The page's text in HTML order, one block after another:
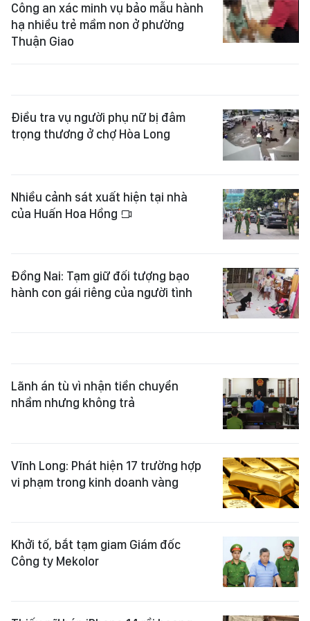
Công an xác minh vụ bảo mẫu hành
hạ nhiều trẻ mầm non ở phường
Thuận Giao
Điều tra vụ người phụ nữ bị đâm
trọng thương ở chợ Hòa Long
Nhiều cảnh sát xuất hiện tại nhà
của Huấn Hoa Hồng
Đồng Nai: Tạm giữ đối tượng bạo
hành con gái riêng của người tình
Lãnh án tù vì nhận tiền chuyển
nhầm nhưng không trả
Vĩnh Long: Phát hiện 17 trường hợp
vi phạm trong kinh doanh vàng
Khởi tố, bắt tạm giam Giám đốc
Công ty Mekolor